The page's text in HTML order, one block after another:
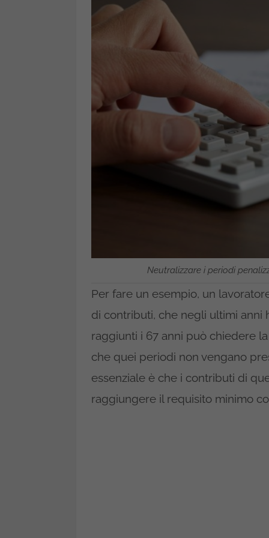
Neutralizzare i periodi
Per fare un esempio, un
di contributi, che negli ultimi anni
raggiunti i 67 anni può chiedere
che quei periodi non vengano
essenziale è che i contributi di
raggiungere il requisito minimo